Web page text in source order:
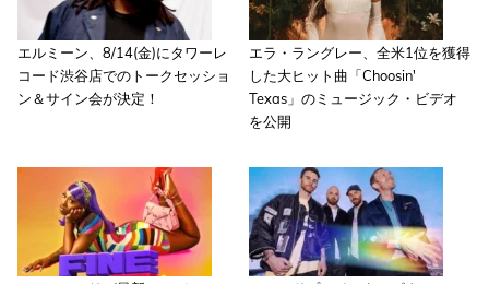
エルミーン、8/14(金)にタワーレ
コード渋谷店でのトークセッショ
ン＆サイン会が決定！
エラ・ラングレー、全米1位を獲得
した大ヒット曲「Choosin'
Texas」のミュージック・ビデオ
を公開